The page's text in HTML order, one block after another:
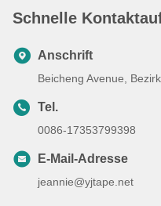
Schnelle
Anschrift
Beicheng Avenue,
Tel.
0086-17353799398
E-Mail-Adresse
jeannie@yjtape.net